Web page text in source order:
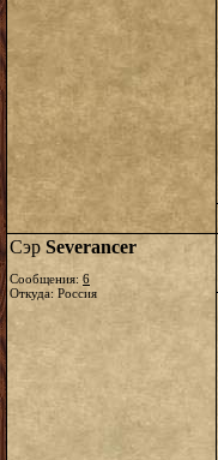
Сэр Severancer
Сообщения: 6
Откуда: Россия